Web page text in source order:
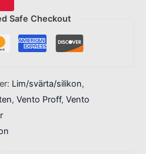
Safe Checkout
Lim/svärta/silikon,
, Vento Proff, Vento